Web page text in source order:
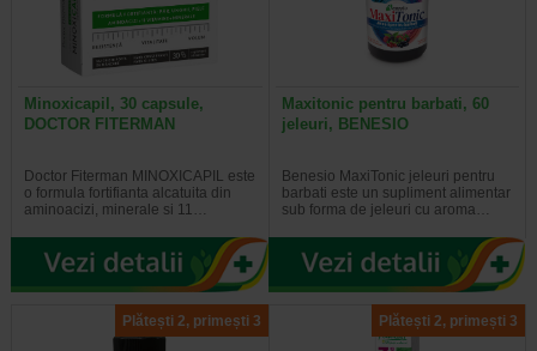
Minoxicapil, 30 capsule,
DOCTOR FITERMAN
Doctor Fiterman MINOXICAPIL este
o formula fortifianta alcatuita din
aminoacizi, minerale si 11…
Maxitonic pentru barbati, 60
jeleuri, BENESIO
Benesio MaxiTonic jeleuri pentru
barbati este un supliment alimentar
sub forma de jeleuri cu aroma…
Plătești 2, primești 3 Plătești 2, primești 3